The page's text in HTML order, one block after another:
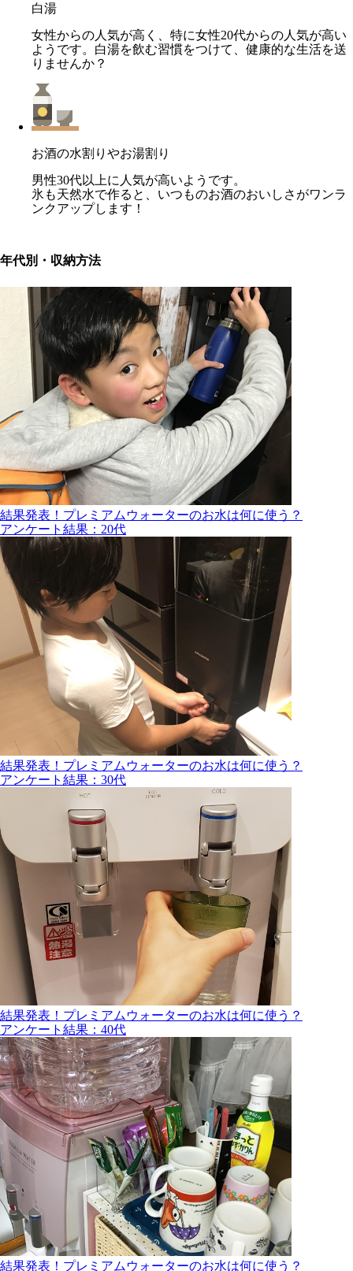
白湯
女性からの人気が高く、特に女性20代からの人気が高い
ようです。白湯を飲む習慣をつけて、健康的な生活を送
りませんか？
お酒の水割りやお湯割り
男性30代以上に人気が高いようです。
氷も天然水で作ると、いつものお酒のおいしさがワンラ
ンクアップします！
年代別・収納方法
結果発表！プレミアムウォーターのお水は何に使う？
アンケート結果：20代
結果発表！プレミアムウォーターのお水は何に使う？
アンケート結果：30代
結果発表！プレミアムウォーターのお水は何に使う？
アンケート結果：40代
結果発表！プレミアムウォーターのお水は何に使う？